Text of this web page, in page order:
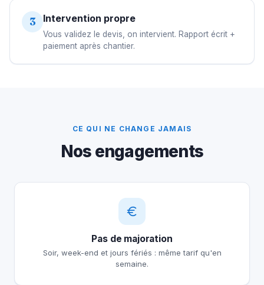
3 Intervention propre
Vous validez le devis, on intervient. Rapport écrit +
paiement après chantier.
CE QUI NE CHANGE JAMAIS
Nos engagements
Pas de majoration
Soir, week-end et jours fériés : même tarif qu'en
semaine.